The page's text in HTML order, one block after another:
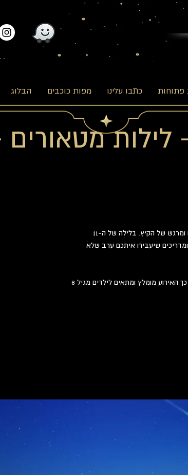
פתוחות כתבו עלינו מפות כוכבים הבלוג
לילות
"אנחנו מזמינים אתכם לחוות את מטר המטאורים הכי מרשים ומרגש של הקיץ. בלילה של ה-11
שיעבירו איתכם ערב שלא
* שימו לב: הפעילות עמוסה בתכנים עשירים ומרתקים. בשל כך האירוע מומלץ ומתאים לילדים מגיל 8